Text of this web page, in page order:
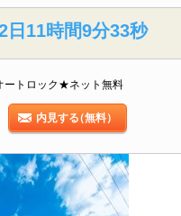
日11時間9分31秒
トロック★ネット無料
内見する（無料）